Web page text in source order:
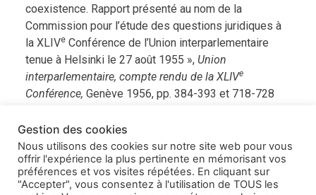
coexistence. Rapport présenté au nom de la
Commission pour l’étude des questions juridiques à
la XLIVeConférence de l’Union interparlementaire
tenue à Helsinki le 27 août 1955 », Union
interparlementaire, compte rendu de la XLIVe
Conférence, Genève 1956, pp. 384-393 et 718-728
présenté à l’Institut de Droit international »,
1959, vol. 48, tome l, pp. 5-130
Gestion des cookies
Nous utilisons des cookies sur notre site web pour vous
offrir l'expérience la plus pertinente en mémorisant vos
préférences et vos visites répétées. En cliquant sur
"Accepter", vous consentez à l'utilisation de TOUS les